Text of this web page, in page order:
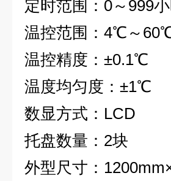
定时范围 ： 0～999
温控范围 ： 4℃～
温控精度 ： ±0.1℃
温度均匀度 ： ±1℃
数显方式 ： LCD
托盘数量 ： 2块
外型尺寸 ： 1200mm